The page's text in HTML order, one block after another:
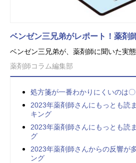
ベンゼン三兄弟がレポート！薬剤
ベンゼン三兄弟が、薬剤師に聞いた実
薬剤師コラム編集部
処方箋が一番わかりにくいのは〇
2023年薬剤師さんにもっとも読
キング
2023年薬剤師さんにもっとも読
グ
2023年薬剤師さんからの反響が
ング